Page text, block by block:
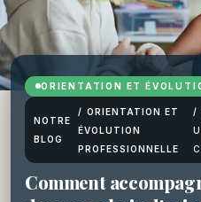
ORIENTATION ET
NOTRE
BLOG
/ ORIENTATION ET
ÉVOLUTION
PROFESSIONNELLE
/
Comment